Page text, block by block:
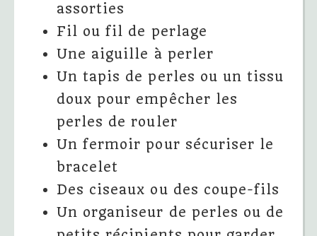
assorties
Fil ou fil de perlage
Une aiguille à perler
Un tapis de perles ou un tissu
doux pour empêcher les
perles de rouler
Un fermoir pour sécuriser le
bracelet
Des ciseaux ou des coupe-fils
Un organiseur de perles ou de